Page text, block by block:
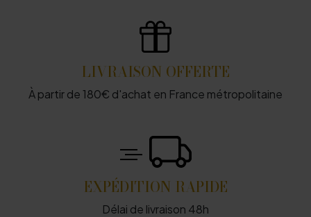
LIVRAISON OFFERTE
À partir de 180€ d'achat en France métropolitaine
EXPÉDITION RAPIDE
Délai de livraison 48h